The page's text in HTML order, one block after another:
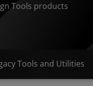
Tools products
Tools and Utilities